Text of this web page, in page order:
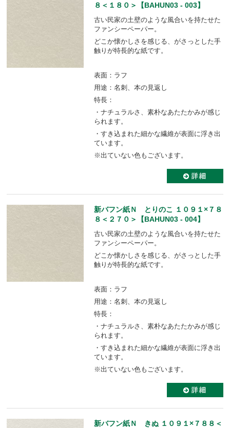
８＜１８０＞【BAHUN03 - 003】
古い民家の土壁のような風合いを持たせた
ファンシーペーパー。
どこか懐かしさを感じる、がさっとした手
触りが特長的な紙です。
表面：ラフ
用途：名刺、本の見返し
特長：
・ナチュラルさ、素朴なあたたかみが感じ
られます。
・すき込まれた細かな繊維が表面に浮き出
ています。
※出ていない色もございます。
新バフン紙Ｎ とりのこ １０９１×７８
８＜２７０＞【BAHUN03 - 004】
古い民家の土壁のような風合いを持たせた
ファンシーペーパー。
どこか懐かしさを感じる、がさっとした手
触りが特長的な紙です。
表面：ラフ
用途：名刺、本の見返し
特長：
・ナチュラルさ、素朴なあたたかみが感じ
られます。
・すき込まれた細かな繊維が表面に浮き出
ています。
※出ていない色もございます。
新バフン紙Ｎ きぬ １０９１×７８８＜